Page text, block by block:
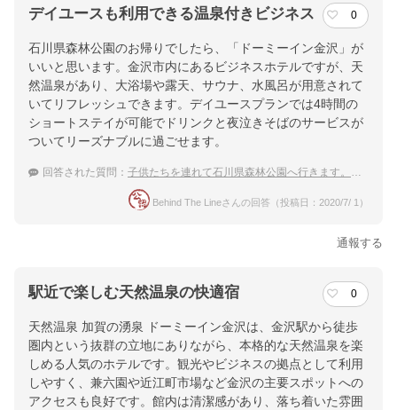
デイユースも利用できる温泉付きビジネス 0
石川県森林公園のお帰りでしたら、「ドーミーイン金沢」が
いいと思います。金沢市内にあるビジネスホテルですが、天
然温泉があり、大浴場や露天、サウナ、水風呂が用意されて
いてリフレッシュできます。デイユースプランでは4時間の
ショートステイが可能でドリンクと夜泣きそばのサービスが
ついてリーズナブルに過ごせます。
回答された質問： 子供たちを連れて石川県森林公園へ行きます。帰りに周辺で日帰り温泉に入りたい。おすすめを教えて下さい。
Behind The Lineさんの回答（投稿日：2020/7/ 1）
通報する
駅近で楽しむ天然温泉の快適宿 0
天然温泉 加賀の湧泉 ドーミーイン金沢は、金沢駅から徒歩
圏内という抜群の立地にありながら、本格的な天然温泉を楽
しめる人気のホテルです。観光やビジネスの拠点として利用
しやすく、兼六園や近江町市場など金沢の主要スポットへの
アクセスも良好です。館内は清潔感があり、落ち着いた雰囲